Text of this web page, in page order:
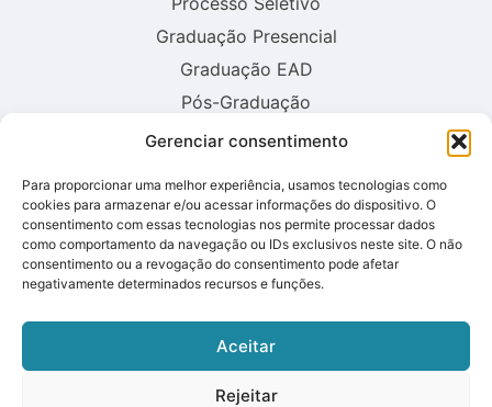
Gerenciar consentimento
Para proporcionar uma melhor experiência, usamos tecnologias como
cookies para armazenar e/ou acessar informações do dispositivo. O
consentimento com essas tecnologias nos permite processar dados
como comportamento da navegação ou IDs exclusivos neste site. O não
consentimento ou a revogação do consentimento pode afetar
negativamente determinados recursos e funções.
Aceitar
Rejeitar
Graduação Presencial
Graduação EAD
Pós-Graduação
Consulte aqui o cadastro da instituição no sistema E-MEC: